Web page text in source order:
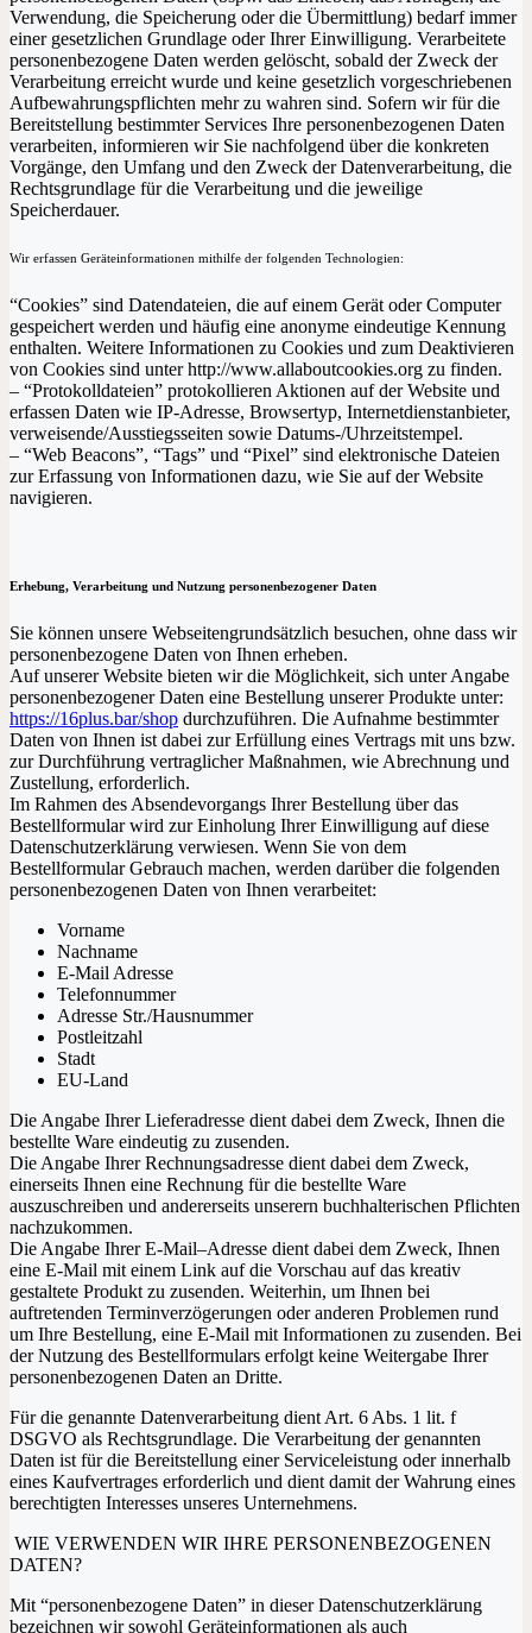
Verwendung, die Speicherung oder die Übermittlung) bedarf immer
einer gesetzlichen Grundlage oder Ihrer Einwilligung. Verarbeitete
personenbezogene Daten werden gelöscht, sobald der Zweck der
Verarbeitung erreicht wurde und keine gesetzlich vorgeschriebenen
Aufbewahrungspflichten mehr zu wahren sind. Sofern wir für die
Bereitstellung bestimmter Services Ihre personenbezogenen Daten
verarbeiten, informieren wir Sie nachfolgend über die konkreten
Vorgänge, den Umfang und den Zweck der Datenverarbeitung, die
Rechtsgrundlage für die Verarbeitung und die jeweilige
Speicherdauer.
Wir erfassen Geräteinformationen mithilfe der folgenden Technologien:
“Cookies” sind Datendateien, die auf einem Gerät oder Computer
gespeichert werden und häufig eine anonyme eindeutige Kennung
enthalten. Weitere Informationen zu Cookies und zum Deaktivieren
von Cookies sind unter http://www.allaboutcookies.org zu finden.
– “Protokolldateien” protokollieren Aktionen auf der Website und
erfassen Daten wie IP-Adresse, Browsertyp, Internetdienstanbieter,
verweisende/Ausstiegsseiten sowie Datums-/Uhrzeitstempel.
– “Web Beacons”, “Tags” und “Pixel” sind elektronische Dateien
zur Erfassung von Informationen dazu, wie Sie auf der Website
navigieren.
Erhebung, Verarbeitung und Nutzung personenbezogener Daten
Sie können unsere Webseitengrundsätzlich besuchen, ohne dass wir
personenbezogene Daten von Ihnen erheben.
Auf unserer Website bieten wir die Möglichkeit, sich unter Angabe
personenbezogener Daten eine Bestellung unserer Produkte unter:
https://16plus.bar/shop durchzuführen. Die Aufnahme bestimmter
Daten von Ihnen ist dabei zur Erfüllung eines Vertrags mit uns bzw.
zur Durchführung vertraglicher Maßnahmen, wie Abrechnung und
Zustellung, erforderlich.
Im Rahmen des Absendevorgangs Ihrer Bestellung über das
Bestellformular wird zur Einholung Ihrer Einwilligung auf diese
Datenschutzerklärung verwiesen. Wenn Sie von dem
Bestellformular Gebrauch machen, werden darüber die folgenden
personenbezogenen Daten von Ihnen verarbeitet:
Vorname
Nachname
E-Mail Adresse
Telefonnummer
Adresse Str./Hausnummer
Postleitzahl
Stadt
EU-Land
Die Angabe Ihrer Lieferadresse dient dabei dem Zweck, Ihnen die
bestellte Ware eindeutig zu zusenden.
Die Angabe Ihrer Rechnungsadresse dient dabei dem Zweck,
einerseits Ihnen eine Rechnung für die bestellte Ware
auszuschreiben und andererseits unserern buchhalterischen Pflichten
nachzukommen.
Die Angabe Ihrer E-Mail–Adresse dient dabei dem Zweck, Ihnen
eine E-Mail mit einem Link auf die Vorschau auf das kreativ
gestaltete Produkt zu zusenden. Weiterhin, um Ihnen bei
auftretenden Terminverzögerungen oder anderen Problemen rund
um Ihre Bestellung, eine E-Mail mit Informationen zu zusenden. Bei
der Nutzung des Bestellformulars erfolgt keine Weitergabe Ihrer
personenbezogenen Daten an Dritte.
Für die genannte Datenverarbeitung dient Art. 6 Abs. 1 lit. f
DSGVO als Rechtsgrundlage. Die Verarbeitung der genannten
Daten ist für die Bereitstellung einer Serviceleistung oder innerhalb
eines Kaufvertrages erforderlich und dient damit der Wahrung eines
berechtigten Interesses unseres Unternehmens.
WIE VERWENDEN WIR IHRE PERSONENBEZOGENEN
DATEN?
Mit “personenbezogene Daten” in dieser Datenschutzerklärung
bezeichnen wir sowohl Geräteinformationen als auch